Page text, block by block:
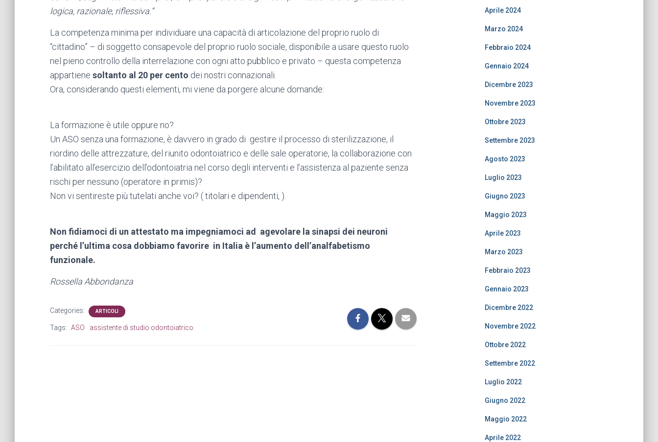
logica, razionale, riflessiva.”
La competenza minima per individuare una capacità di articolazione del proprio ruolo di
“cittadino” – di soggetto consapevole del proprio ruolo sociale, disponibile a usare questo ruolo
nel pieno controllo della interrelazione con ogni atto pubblico e privato – questa competenza
appartiene soltanto al 20 per cento dei nostri connazionali.
Ora, considerando questi elementi, mi viene da porgere alcune domande:
La formazione è utile oppure no?
Un ASO senza una formazione, è davvero in grado di gestire il processo di sterilizzazione, il
riordino delle attrezzature, del riunito odontoiatrico e delle sale operatorie, la collaborazione con
l’abilitato all’esercizio dell’odontoiatria nel corso degli interventi e l’assistenza al paziente senza
rischi per nessuno (operatore in primis)?
Non vi sentireste più tutelati anche voi? ( titolari e dipendenti, ).
Non fidiamoci di un attestato ma impegniamoci ad agevolare la sinapsi dei neuroni
perché l’ultima cosa dobbiamo favorire in Italia è l’aumento dell’analfabetismo
funzionale.
Rossella Abbondanza
Categories: ARTICOLI
Tags: ASO assistente di studio odontoiatrico
Aprile 2024
Marzo 2024
Febbraio 2024
Gennaio 2024
Dicembre 2023
Novembre 2023
Ottobre 2023
Settembre 2023
Agosto 2023
Luglio 2023
Giugno 2023
Maggio 2023
Aprile 2023
Marzo 2023
Febbraio 2023
Gennaio 2023
Dicembre 2022
Novembre 2022
Ottobre 2022
Settembre 2022
Luglio 2022
Giugno 2022
Maggio 2022
Aprile 2022